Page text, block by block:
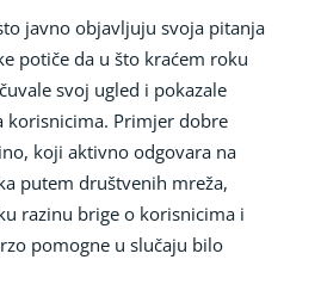
javno objavljuju svoja pitanja
potiče da u što kraćem roku
svoj ugled i pokazale
korisnicima. Primjer dobre
koji aktivno odgovara na
putem društvenih mreža,
razinu brige o korisnicima i
pomogne u slučaju bilo